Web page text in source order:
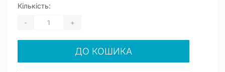
Кількість:
- +
ДО КОШИКА